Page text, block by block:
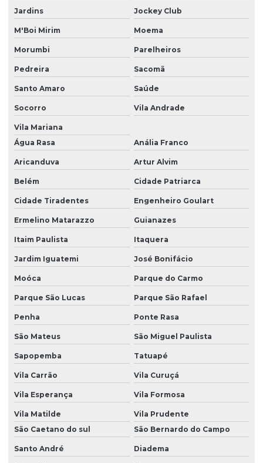
Manutenção de estruturas de armazenagem em sp
Mezanino para almoxarifado
Mezanino para estoque
Mezanino industrial
Mezanino industrial metálico
Mezanino metálico
Mezanino metálico industrial
Mezanino metálico usado
Mini porta palete usado
Mini porta pallet
Montagem de drive in
Montagem de drive in em São Paulo
Montagem de estruturas de armazenagem
Montagem de estruturas de armazenagem em são paulo
Montagem de estruturas de armazenagem em sp
Montagem de porta palete
Montagem de porta paletes em Extrema
Montagem de porta pallet em Cajamar
Movimentação e armazenagem de materiais em são paulo
Paletes metálicas
Jardins Jockey Club
M'Boi Mirim Moema
Morumbi Parelheiros
Pedreira Sacomã
Santo Amaro Saúde
Socorro Vila Andrade
Vila Mariana
Água Rasa
Anália Franco
Aricanduva Artur Alvim
Belém Cidade Patriarca
Cidade Tiradentes Engenheiro Goulart
Ermelino Matarazzo Guianazes
Itaim Paulista Itaquera
Jardim Iguatemi José Bonifácio
Moóca Parque do Carmo
Parque São Lucas Parque São Rafael
Penha Ponte Rasa
São Mateus São Miguel Paulista
Sapopemba Tatuapé
Vila Carrão Vila Curuçá
Vila Esperança Vila Formosa
Vila Matilde
Vila Prudente
São Caetano do sul
São Bernardo do Campo
Santo André Diadema